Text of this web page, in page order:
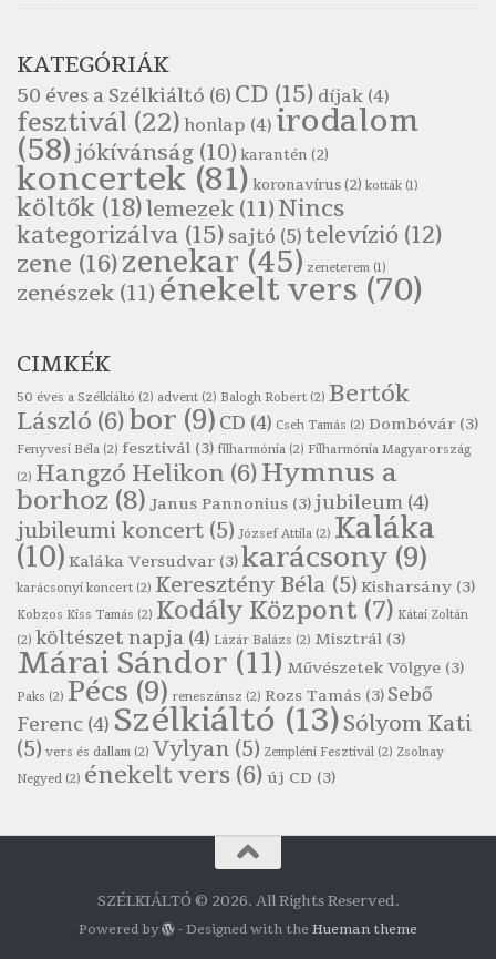
Szélkiáltó
Pákolitz István: Bakarasz
Szélkiáltó
Pákolitz István: Csiga-biga
Szélkiáltó
Pákolitz István: Kiolvasó
Szélkiáltó
Páskándi Géza: Madárijesztő
Szélkiáltó
Szélkiáltó
Robert Burns: Árpa Jankó
Szélkiáltó
Robert Burns: Most hoci a számlát
Szélkiáltó
Robert Burns: Most hoci a számlát
Szélkiáltó
Robert Burns: Nagyhasú flaskó…
Szélkiáltó
Robert Burns: Skót ital
Szélkáltó
Robert Burns: Skót ital
Szélkiáltó
Simkó Péter: Károgós
Szélkiáltó
Szélkiáltó
Szepesi Attila: Csali dal
Szepesi Attila: Sanzon 1952
KATEGÓRIÁK
50 éves a Szélkiáltó (6) CD (15) díjak (4)
fesztivál (22) honlap (4) irodalom
(58)jókívánság (10) karantén (2)
koncertek(81) koronavírus(2) kották (1)
költők (18)lemezek (11)Nincs
kategorizálva (15) sajtó (5)televízió (12)
zene (16)zenekar (45) zeneterem (1)
zenészek (11) énekelt vers (70)
CIMKÉK
50 éves a Szélkiáltó (2) advent (2) Balogh Robert (2) Bertók
László (6)bor (9) CD (4) Cseh Tamás (2) Dombóvár (3)
Fenyvesi Béla (2) fesztivál (3) filharmónia (2) Filharmónia Magyarország
(2) Hangzó Helikon (6)Hymnus a
borhoz (8) Janus Pannonius (3)jubileum (4)
jubileumi koncert (5) József Attila (2) Kaláka
(10) Kaláka Versudvar (3)karácsony (9)
karácsonyi koncert (2) Keresztény Béla (5) Kisharsány (3)
Kobzos Kiss Tamás (2) Kodály Központ (7) Kátai Zoltán
(2) költészet napja (4) Lázár Balázs (2) Misztrál (3)
Márai Sándor (11) Művészetek Völgye (3)
Paks (2) Pécs (9) reneszánsz (2) Rozs Tamás (3) Sebő
Ferenc (4) Szélkiáltó (13)Sólyom Kati
(5) vers és dallam (2) Vylyan (5) Zempléni Fesztivál (2) Zsolnay
Negyed (2) énekelt vers (6) új CD (3)
SZÉLKIÁLTÓ © 2026. All Rights Reserved.
Powered by - Designed with the Hueman theme